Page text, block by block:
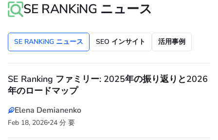
SE RANKiNG ニュース
SE RANKiNG ニュース SEO インサイト 活用事例
SE Ranking ファミリー: 2025年の振り返りと2026
年のロードマップ
Elena Demianenko
Feb 18, 2026 24 分 要